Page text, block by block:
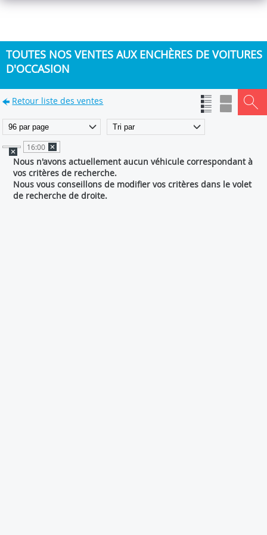
TOUTES NOS VENTES AUX ENCHÈRES DE VOITURES
D'OCCASION
Retour liste des ventes
16:00
Nous n'avons actuellement aucun véhicule correspondant à
vos critères de recherche.
Nous vous conseillons de modifier vos critères dans le volet
de recherche de droite.